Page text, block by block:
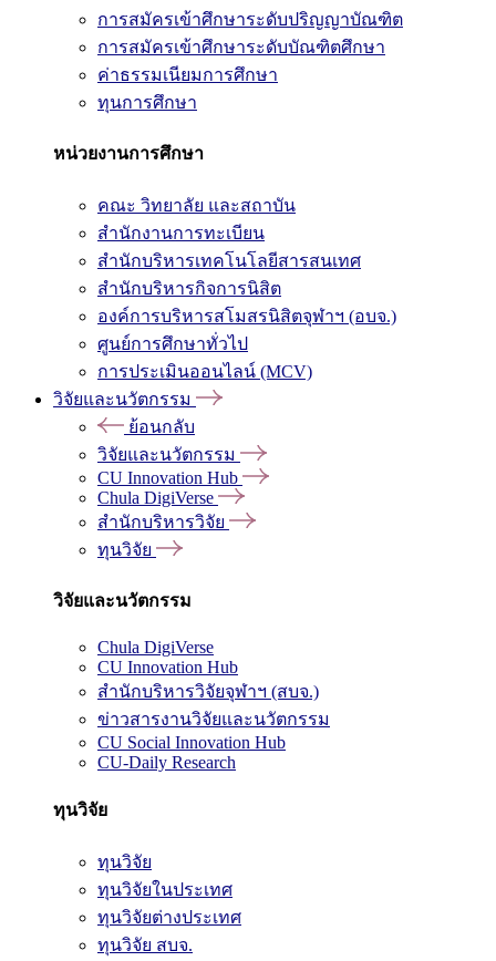
การสมัครเข้าศึกษาระดับปริญญาบัณฑิต
การสมัครเข้าศึกษาระดับบัณฑิตศึกษา
ค่าธรรมเนียมการศึกษา
ทุนการศึกษา
หน่วยงานการศึกษา
คณะ วิทยาลัย และสถาบัน
สำนักงานการทะเบียน
สำนักบริหารเทคโนโลยีสารสนเทศ
สำนักบริหารกิจการนิสิต
องค์การบริหารสโมสรนิสิตจุฬาฯ (อบจ.)
ศูนย์การศึกษาทั่วไป
การประเมินออนไลน์ (MCV)
วิจัยและนวัตกรรม
ย้อนกลับ
วิจัยและนวัตกรรม
CU Innovation Hub
Chula DigiVerse
สำนักบริหารวิจัย
ทุนวิจัย
วิจัยและนวัตกรรม
Chula DigiVerse
CU Innovation Hub
สำนักบริหารวิจัยจุฬาฯ (สบจ.)
ข่าวสารงานวิจัยและนวัตกรรม
CU Social Innovation Hub
CU-Daily Research
ทุนวิจัย
ทุนวิจัย
ทุนวิจัยในประเทศ
ทุนวิจัยต่างประเทศ
ทุนวิจัย สบจ.